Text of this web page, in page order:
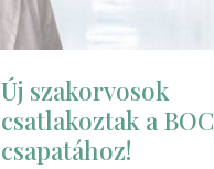
Új szakorvosok
csatlakoztak a BOC
csapatához!